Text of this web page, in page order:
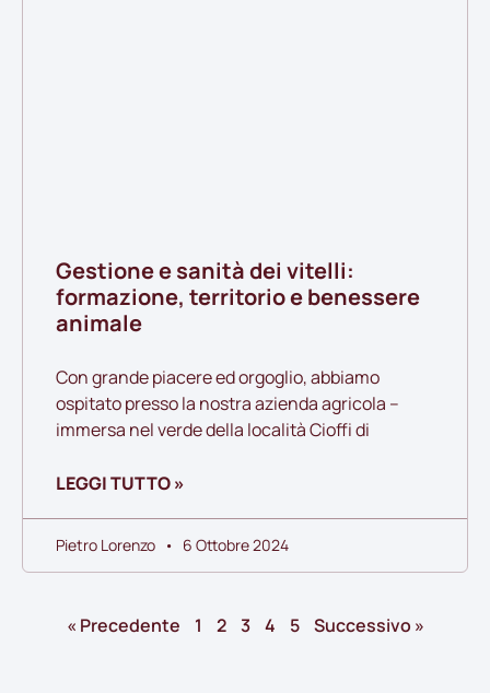
Gestione e sanità dei vitelli:
formazione, territorio e benessere
animale
Con grande piacere ed orgoglio, abbiamo
ospitato presso la nostra azienda agricola –
immersa nel verde della località Cioffi di
LEGGI TUTTO »
Pietro Lorenzo 6 Ottobre 2024
« Precedente 1 2 3 4 5 Successivo »